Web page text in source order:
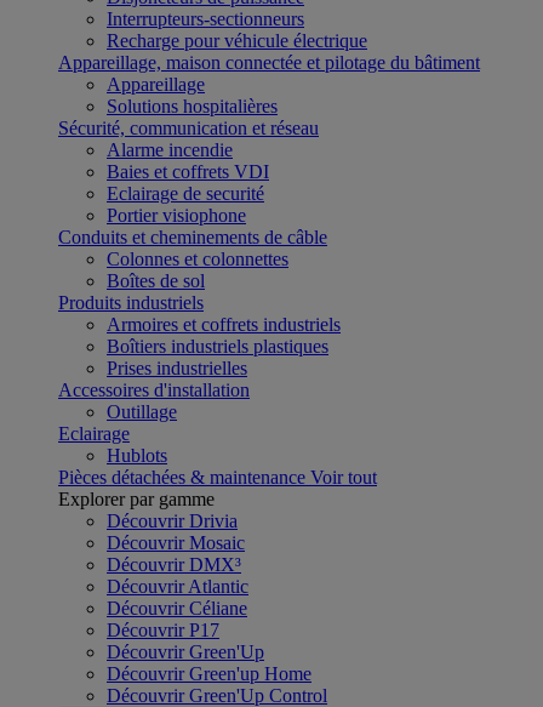
Interrupteurs-sectionneurs
Recharge pour véhicule électrique
Appareillage, maison connectée et pilotage du bâtiment
Appareillage
Solutions hospitalières
Sécurité, communication et réseau
Alarme incendie
Baies et coffrets VDI
Eclairage de securité
Portier visiophone
Conduits et cheminements de câble
Colonnes et colonnettes
Boîtes de sol
Produits industriels
Armoires et coffrets industriels
Boîtiers industriels plastiques
Prises industrielles
Accessoires d'installation
Outillage
Eclairage
Hublots
Pièces détachées & maintenance Voir tout
Explorer par gamme
Découvrir Drivia
Découvrir Mosaic
Découvrir DMX³
Découvrir Atlantic
Découvrir Céliane
Découvrir P17
Découvrir Green'Up
Découvrir Green'up Home
Découvrir Green'Up Control